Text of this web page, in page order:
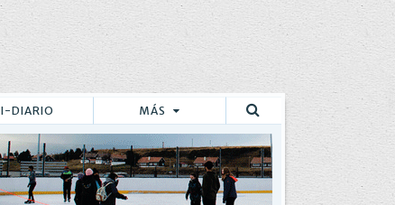
I-DIARIO MÁS
Buscar